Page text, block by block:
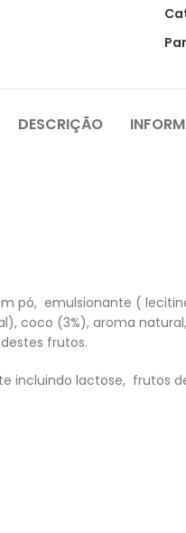
DESCRIÇÃO
pó, emulsionante (
coco (3%), aroma
frutos.
incluindo lactose, frutos